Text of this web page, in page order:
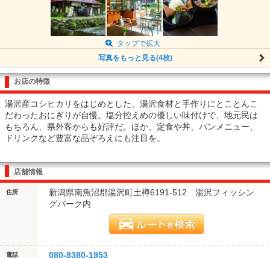
タップで拡大
写真をもっと見る(4枚)
お店の特徴
湯沢産コシヒカリをはじめとした、湯沢食材と手作りにとことんこ
だわったおにぎりが自慢。塩分控えめの優しい味付けで、地元民は
もちろん、県外客からも好評だ。ほか、定食や丼、パンメニュー、
ドリンクなど豊富な品ぞろえにも注目を。
店舗情報
住所
新潟県南魚沼郡湯沢町土樽6191-512 湯沢フィッシン
グパーク内
電話 080-8380-1953